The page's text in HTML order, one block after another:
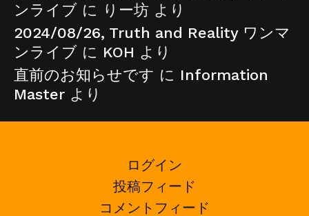
ンライブ に りー坊 より
2024/08/26, Truth and Reality ワンマ
ンライブ に KOH より
直前のお知らせです に Information
Master より
ログイン
投稿フィード
コメントフィード